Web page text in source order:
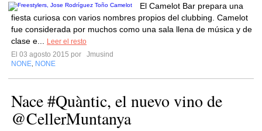
El Camelot Bar prepara una
fiesta curiosa con varios nombres propios del clubbing. Camelot
fue considerada por muchos como una sala llena de música y de
clase e...
Leer el resto
El 03 agosto 2015 por
Jmusind
NONE NONE
Nace #Quàntic, el nuevo vino de
@CellerMuntanya